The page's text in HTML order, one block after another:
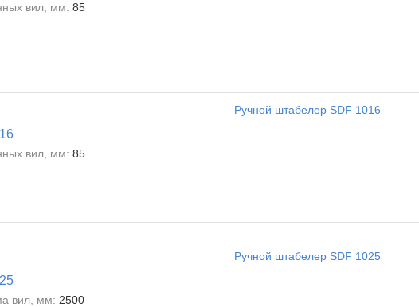
вил, мм: 85
вил, мм: 85
вил, мм: 2500